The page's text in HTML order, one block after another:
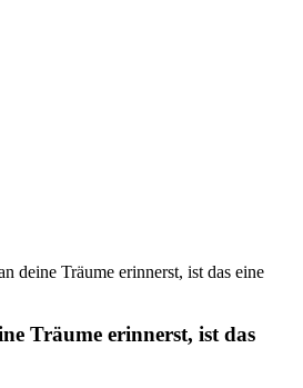
deine Träume erinnerst, ist das eine
Träume erinnerst, ist das